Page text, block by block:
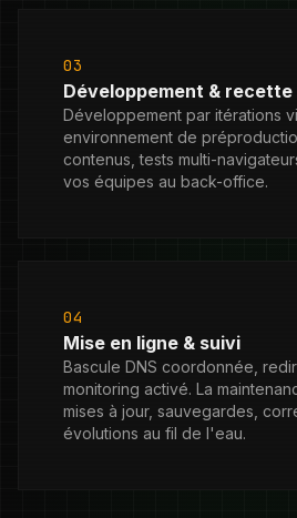
03
Développement & recette
Développement par itérations
environnement de
contenus, tests multi-
vos équipes au back-office.
04
Mise en ligne & suivi
Bascule DNS coordonnée,
monitoring activé. La
mises à jour, sauvegardes,
évolutions au fil de l'eau.